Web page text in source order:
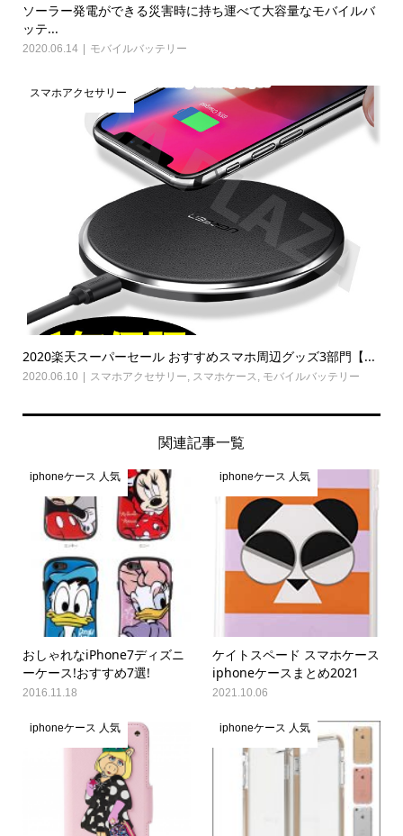
ソーラー発電ができる災害時に持ち運べて大容量なモバイルバ
ッテ...
2020.06.14 モバイルバッテリー
スマホアクセサリー
2020楽天スーパーセール おすすめスマホ周辺グッズ3部門【...
2020.06.10 スマホアクセサリー スマホケース モバイルバッテリー
関連記事一覧
iphoneケース 人気
おしゃれなiPhone7ディズニ
ーケース!おすすめ7選!
2016.11.18
iphoneケース 人気
ケイトスペード スマホケース
iphoneケースまとめ2021
2021.10.06
iphoneケース 人気 iphoneケース 人気